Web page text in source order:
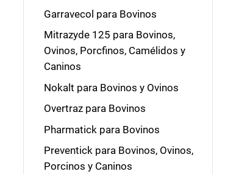
Garravecol para Bovinos
Mitrazyde 125 para Bovinos,
Ovinos, Porcfinos, Camélidos y
Caninos
Nokalt para Bovinos y Ovinos
Overtraz para Bovinos
Pharmatick para Bovinos
Preventick para Bovinos, Ovinos,
Porcinos y Caninos